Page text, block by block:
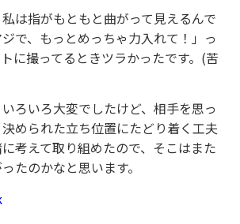
は指がもともと曲がって見えるんで
で、もっとめっちゃ力入れて！」っ
に撮ってるときツラかったです。(苦
ろいろ大変でしたけど、相手を思っ
められた立ち位置にたどり着く工夫
考えて取り組めたので、そこはまた
たのかなと思います。